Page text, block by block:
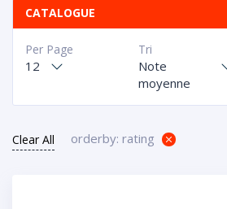
CATALOGUE
Tri
Note
moyenne
Per Page
12
Clear All orderby: rating